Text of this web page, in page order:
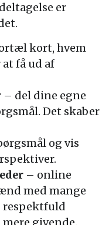
er
kort, hvem
at få ud af
– del dine egne
Det skaber
og vis
– online
med mange
respektfuld